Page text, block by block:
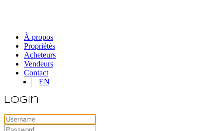
À propos
Propriétés
Acheteurs
Vendeurs
Contact
EN
Login